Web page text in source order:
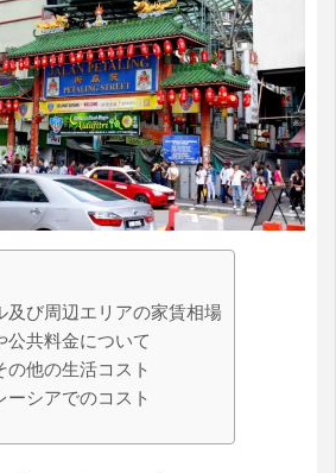
及び周辺エリアの家賃相場
公共料金について
他の生活コスト
ーシアでのコスト